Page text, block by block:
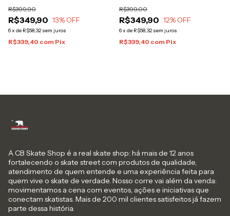
R$349,90
R$399,90
13% OFF
6x de R$58,32 sem juros
R$339,40 com Pix
R$349,90
R$399,00
12% OFF
6x de R$58,32 sem juros
R$339,40 com Pix
A CB Skate Shop é a real skate shop: há mais de 12 anos
fortalecendo o skate street com produtos de qualidade,
atendimento de quem entende e uma experiência feita para
quem vive o skate de verdade. Nosso corre vai além da venda:
movimentamos a cena com eventos, ações e iniciativas que
conectam skatistas. Mais de 200 mil clientes satisfeitos já fazem
parte dessa história.